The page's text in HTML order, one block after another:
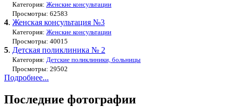
Категория: Женские консультации
Просмотры: 62583
4. Женская консультация №3
Категория: Женские консультации
Просмотры: 40015
5. Детская поликлиника № 2
Категория: Детские поликлиники, больницы
Просмотры: 29502
Подробнее...
Последние фотографии